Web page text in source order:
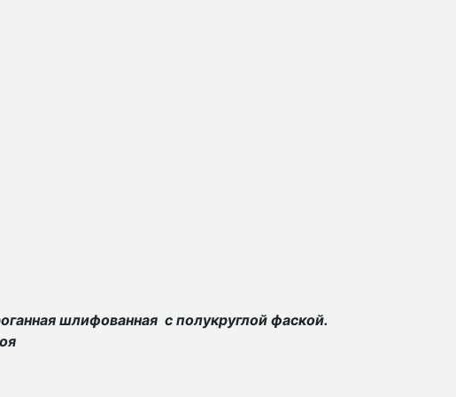
шлифованная с полукруглой фаской.